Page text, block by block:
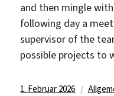
and then mingle
following day a
supervisor of the
possible projects to
Veröffentlicht
1. Februar 2026